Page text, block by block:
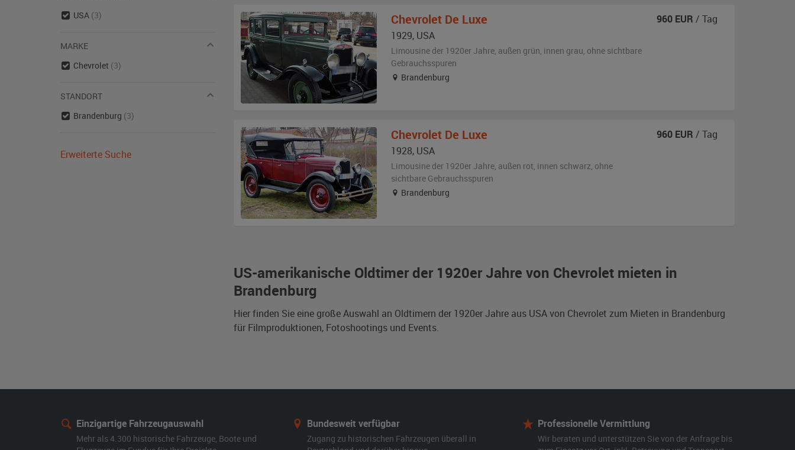
US-amerikanische Oldtimer der 1920er Jahre von Chevrolet mieten in
Brandenburg
Hier finden Sie eine große Auswahl an Oldtimern der 1920er Jahre aus USA von Chevrolet zum Mieten in Brandenburg
für Filmproduktionen, Fotoshootings und Events.
Chevrolet De Luxe
1929, USA
Limousine der 1920er Jahre, außen grün, innen grau, ohne sichtbare
Gebrauchsspuren
Brandenburg
960 EUR / Tag
Chevrolet De Luxe
1928, USA
Limousine der 1920er Jahre, außen rot, innen schwarz, ohne
sichtbare Gebrauchsspuren
Brandenburg
960 EUR / Tag
USA (3)
MARKE
Chevrolet (3)
STANDORT
Brandenburg (3)
Erweiterte Suche
Einzigartige Fahrzeugauswahl
Mehr als 4.300 historische Fahrzeuge, Boote und
Bundesweit verfügbar
Zugang zu historischen Fahrzeugen überall in
Professionelle Vermittlung
Wir beraten und unterstützen Sie von der Anfrage bis